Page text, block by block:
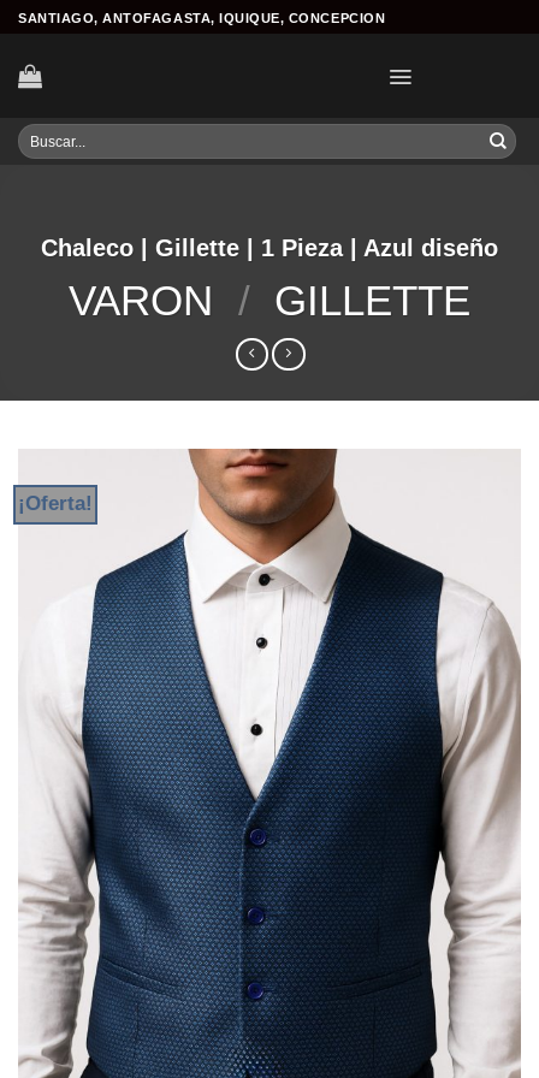
Skip
content
SANTIAGO, ANTOFAGASTA, IQUIQUE, CONCEPCION
Buscar
por:
Chaleco | Gillette | 1 Pieza | Azul diseño
VARON / GILLETTE
¡Oferta!